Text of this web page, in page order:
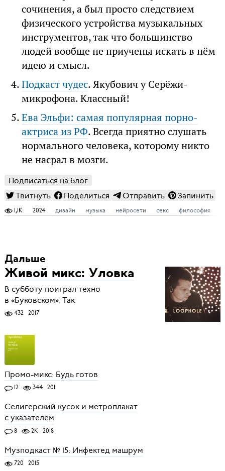
сочинения, а был просто следствием
физического устройства музыкальных
инструментов, так что большинство
людей вообще не приучены искать в нём
идею и смысл.
Подкаст чудес. Якубович у Серёжи-
микрофона. Классный!
Ева Эльфи: самая популярная порно-
актриса из РФ. Всегда приятно слушать
нормального человека, которому никто
не насрал в мозги.
Подписаться на блог
Твитнуть
Поделиться Отправить Запинить
1,1K 2024 дизайн музыка нейросети секс философия
Дальше
Живой микс: Уловка
В субботу поиграл техно
в «Буковском». Так
432 2017
Промо-микс: Будь готов
12 344 2011
Селигерский кусок и метроплакат
с указателем
8 2K 2018
Музподкаст № 15: Инфектед машрум
720 2015